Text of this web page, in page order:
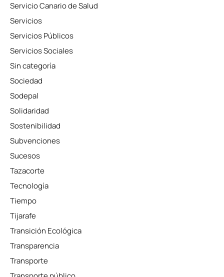
Servicio Canario de Salud
Servicios
Servicios Públicos
Servicios Sociales
Sin categoría
Sociedad
Sodepal
Solidaridad
Sostenibilidad
Subvenciones
Sucesos
Tazacorte
Tecnología
Tiempo
Tijarafe
Transición Ecológica
Transparencia
Transporte